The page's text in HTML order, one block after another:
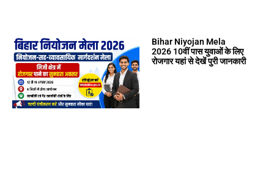
Bihar Niyojan Mela
2026 10वीं पास युवाओं के लिए
रोजगार यहां से देखें पुरी जानकारी